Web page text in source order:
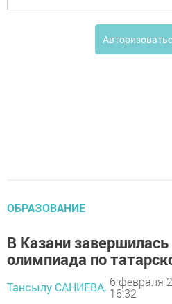
ОБРАЗОВАНИЕ
В Казани
олимпиада по
Тансылу САНИЕВА, 6 февраля
16:32